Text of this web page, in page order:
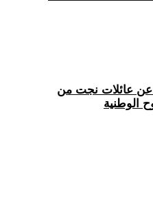
عن عائلات نجت من
الوطنية